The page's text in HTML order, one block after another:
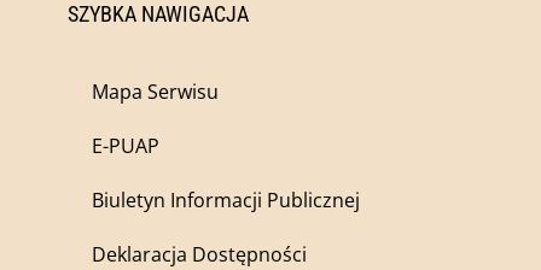
SZYBKA NAWIGACJA
Mapa Serwisu
E-PUAP
Biuletyn Informacji Publicznej
Deklaracja Dostępności